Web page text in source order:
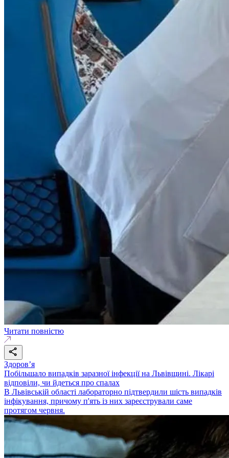
Читати повністю
Здоровʼя
Побільшало випадків заразної інфекції на Львівщині. Лікарі
відповіли, чи йдеться про спалах
В Львівській області лабораторно підтвердили шість випадків
інфікування, причому п'ять із них зареєстрували саме
протягом червня.